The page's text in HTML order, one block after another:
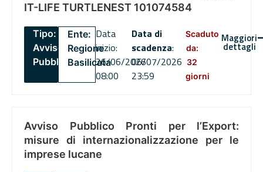
IT-LIFE TURTLENEST 101074584
Tipo:
Avviso
Pubblico
Ente:
Regione
Basilicata
Data
inizio:
26/06/2026
08:00
Data di
scadenza:
06/07/2026
23:59
Scaduto
da:
32
giorni
Maggiori
dettagli
Avviso Pubblico Pronti per l’Export:
misure di internazionalizzazione per le
imprese lucane